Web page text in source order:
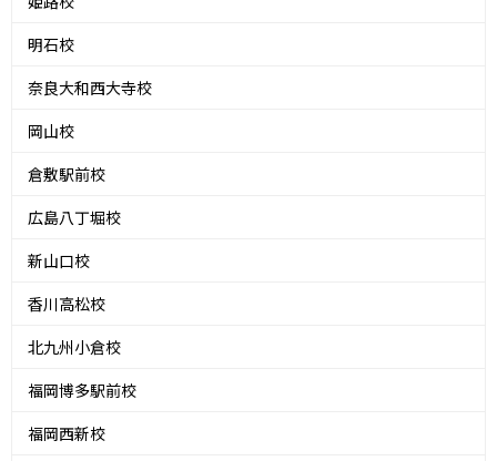
明石校
奈良大和西大寺校
岡山校
倉敷駅前校
広島八丁堀校
新山口校
香川高松校
北九州小倉校
福岡博多駅前校
福岡西新校